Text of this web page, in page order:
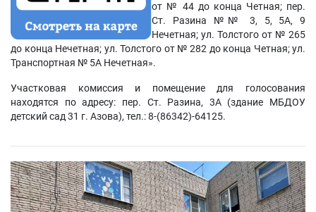
от № 44 до конца Четная; пер.
Ст. Разина №№ 3, 5, 5А, 9
Нечетная; ул. Толстого от № 265
до конца Нечетная; ул. Толстого от № 282 до конца Четная; ул.
Транспортная № 5А Нечетная».
Участковая комиссия и помещение для голосования
находятся по адресу: пер. Ст. Разина, 3А (здание МБДОУ
детский сад 31 г. Азова), тел.: 8-(86342)-64125.